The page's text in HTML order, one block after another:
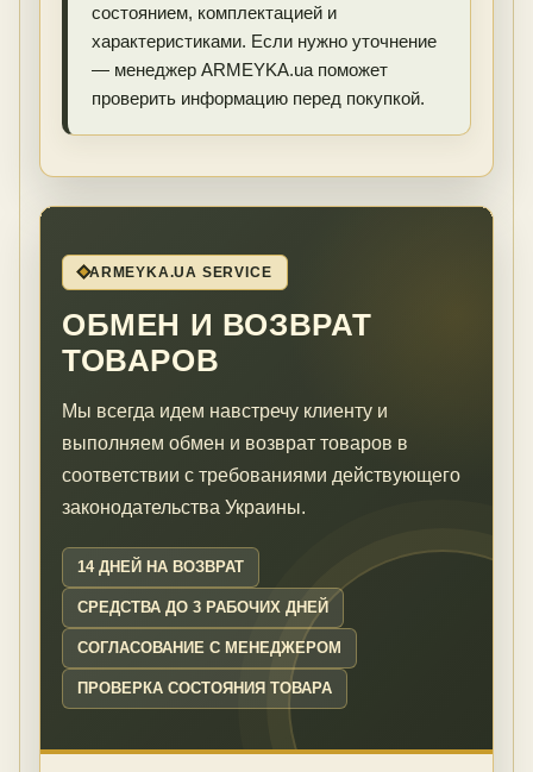
состоянием, комплектацией и
характеристиками. Если нужно уточнение
— менеджер ARMEYKA.ua поможет
проверить информацию перед покупкой.
ARMEYKA.UA SERVICE
ОБМЕН И ВОЗВРАТ
ТОВАРОВ
Мы всегда идем навстречу клиенту и
выполняем обмен и возврат товаров в
соответствии с требованиями действующего
законодательства Украины.
14 ДНЕЙ НА ВОЗВРАТ
СРЕДСТВА ДО 3 РАБОЧИХ ДНЕЙ
СОГЛАСОВАНИЕ С МЕНЕДЖЕРОМ
ПРОВЕРКА СОСТОЯНИЯ ТОВАРА